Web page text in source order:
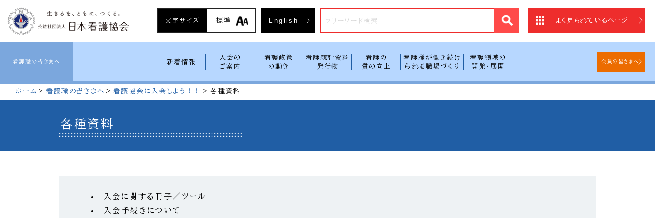
文字サイズ 標準 English よく見られているページ
看護職の皆さまへ 新着情報
入会の
ご案内
看護政策
の動き
看護統計資料
発行物
看護の
質の向上
看護職が働き続け
られる職場づくり
看護領域の
開発・展開
会員の皆さまへ
ホーム 看護職の皆さまへ 看護協会に入会しよう！！ 各種資料
各種資料
入会に関する冊子／ツール
入会手続きについて